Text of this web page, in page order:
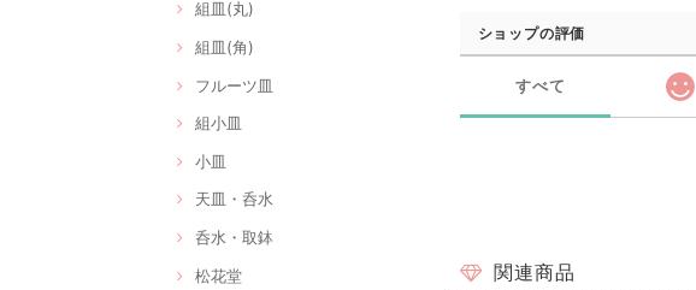
組皿(丸)
組皿(角)
フルーツ皿
組小皿
小皿
天皿・呑水
呑水・取鉢
松花堂
ショップの評価
すべて
関連商品